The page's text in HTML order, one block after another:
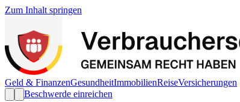
Zum Inhalt springen
Geld & FinanzenGesundheitImmobilienReiseVersicherungen
Beschwerde einreichen